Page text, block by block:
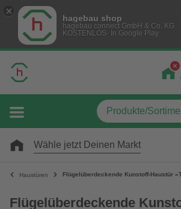
hagebau shop
hagebau connect GmbH & Co. KG
KOSTENLOS- In Google Play
Wähle jetzt Deinen Markt
Haustüren Flügelüberdeckende Kunstoff-Haustür
Flügelüberdeckende